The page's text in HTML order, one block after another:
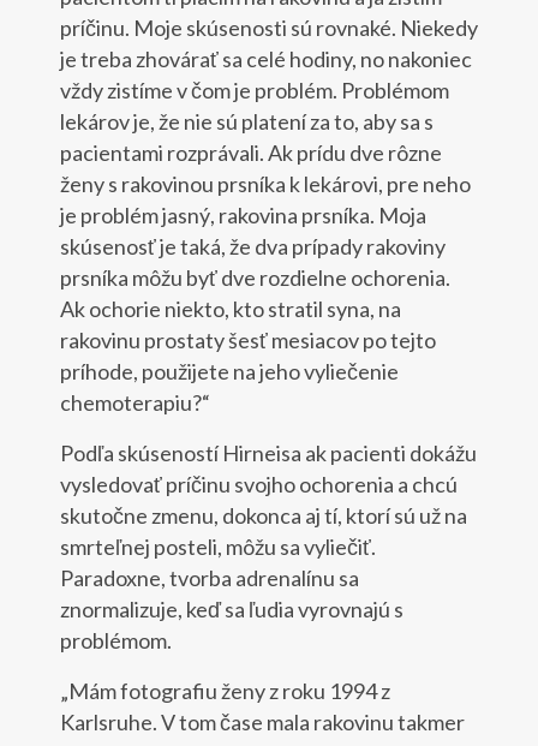
príčinu. Moje skúsenosti sú rovnaké. Niekedy
je treba zhovárať sa celé hodiny, no nakoniec
vždy zistíme v čom je problém. Problémom
lekárov je, že nie sú platení za to, aby sa s
pacientami rozprávali. Ak prídu dve rôzne
ženy s rakovinou prsníka k lekárovi, pre neho
je problém jasný, rakovina prsníka. Moja
skúsenosť je taká, že dva prípady rakoviny
prsníka môžu byť dve rozdielne ochorenia.
Ak ochorie niekto, kto stratil syna, na
rakovinu prostaty šesť mesiacov po tejto
príhode, použijete na jeho vyliečenie
chemoterapiu?“
Podľa skúseností Hirneisa ak pacienti dokážu
vysledovať príčinu svojho ochorenia a chcú
skutočne zmenu, dokonca aj tí, ktorí sú už na
smrteľnej posteli, môžu sa vyliečiť.
Paradoxne, tvorba adrenalínu sa
znormalizuje, keď sa ľudia vyrovnajú s
problémom.
„Mám fotografiu ženy z roku 1994 z
Karlsruhe. V tom čase mala rakovinu takmer